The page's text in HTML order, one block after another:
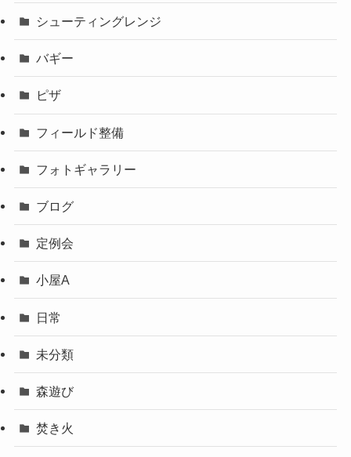
シューティングレンジ
バギー
ピザ
フィールド整備
フォトギャラリー
ブログ
定例会
小屋A
日常
未分類
森遊び
焚き火